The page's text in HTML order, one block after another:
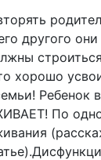
другого
хорошо
Ребенок
По